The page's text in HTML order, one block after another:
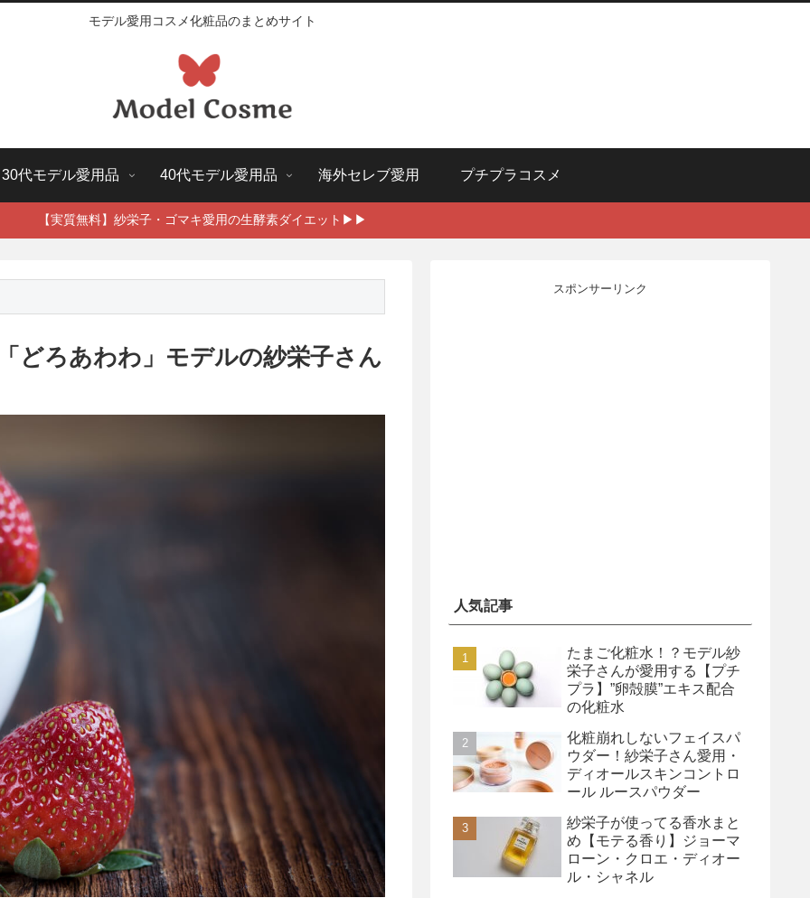
モデル愛用コスメ化粧品のまとめサイト
30代モデル愛用品 40代モデル愛用品 海外セレブ愛用 プチプラコスメ
【実質無料】紗栄子・ゴマキ愛用の生酵素ダイエット▶▶
どろあわわ」モデルの紗栄子さん
スポンサーリンク
人気記事
たまご化粧水！？モデル紗
栄子さんが愛用する【プチ
プラ】”卵殻膜”エキス配合
の化粧水
化粧崩れしないフェイスパ
ウダー！紗栄子さん愛用・
ディオールスキンコントロ
ール ルースパウダー
紗栄子が使ってる香水まと
め【モテる香り】ジョーマ
ローン・クロエ・ディオー
ル・シャネル